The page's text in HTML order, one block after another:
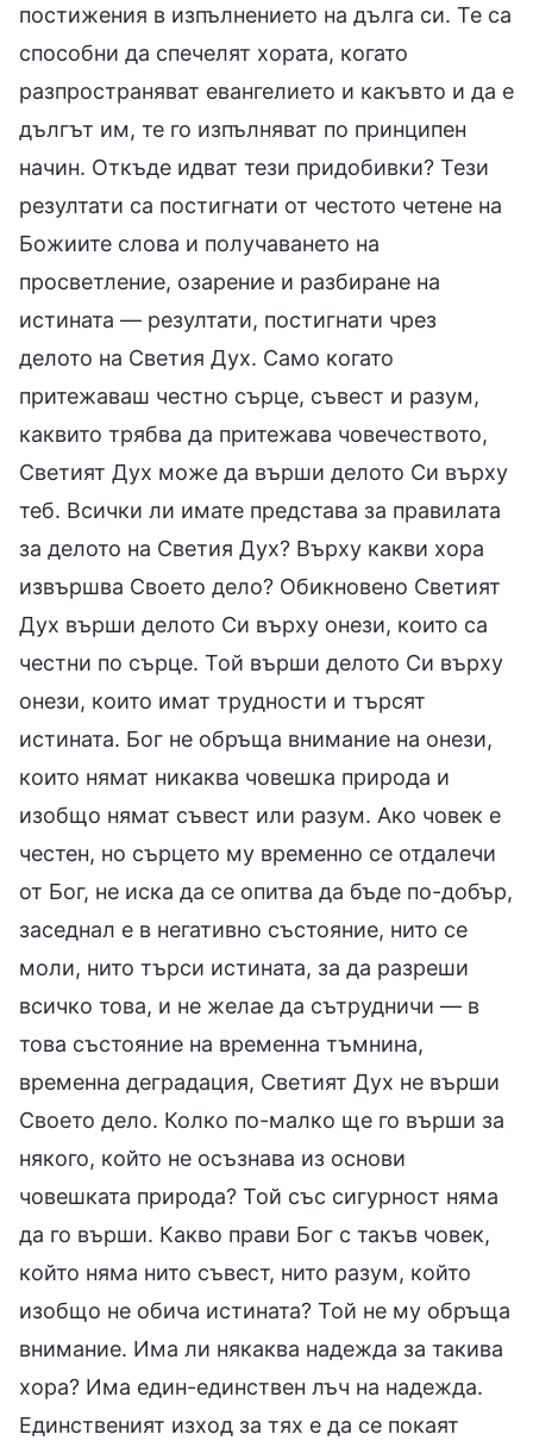
постижения в изпълнението на дълга си. Те са
способни да спечелят хората, когато
разпространяват евангелието и какъвто и да е
дългът им, те го изпълняват по принципен
начин. Откъде идват тези придобивки? Тези
резултати са постигнати от честото четене на
Божиите слова и получаването на
просветление, озарение и разбиране на
истината — резултати, постигнати чрез
делото на Светия Дух. Само когато
притежаваш честно сърце, съвест и разум,
каквито трябва да притежава човечеството,
Светият Дух може да върши делото Си върху
теб. Всички ли имате представа за правилата
за делото на Светия Дух? Върху какви хора
извършва Своето дело? Обикновено Светият
Дух върши делото Си върху онези, които са
честни по сърце. Той върши делото Си върху
онези, които имат трудности и търсят
истината. Бог не обръща внимание на онези,
които нямат никаква човешка природа и
изобщо нямат съвест или разум. Ако човек е
честен, но сърцето му временно се отдалечи
от Бог, не иска да се опитва да бъде по-добър,
заседнал е в негативно състояние, нито се
моли, нито търси истината, за да разреши
всичко това, и не желае да сътрудничи — в
това състояние на временна тъмнина,
временна деградация, Светият Дух не върши
Своето дело. Колко по-малко ще го върши за
някого, който не осъзнава из основи
човешката природа? Той със сигурност няма
да го върши. Какво прави Бог с такъв човек,
който няма нито съвест, нито разум, който
изобщо не обича истината? Той не му обръща
внимание. Има ли някаква надежда за такива
хора? Има един-единствен лъч на надежда.
Единственият изход за тях е да се покаят